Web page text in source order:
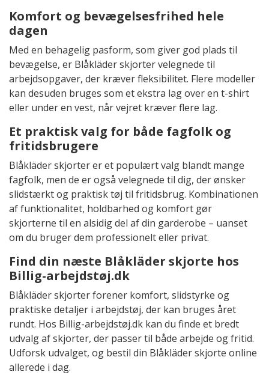
Komfort og bevægelsesfrihed hele
dagen
Med en behagelig pasform, som giver god plads til
bevægelse, er Blåkläder skjorter velegnede til
arbejdsopgaver, der kræver fleksibilitet. Flere modeller
kan desuden bruges som et ekstra lag over en t-shirt
eller under en vest, når vejret kræver flere lag.
Et praktisk valg for både fagfolk og
fritidsbrugere
Blåkläder skjorter er et populært valg blandt mange
fagfolk, men de er også velegnede til dig, der ønsker
slidstærkt og praktisk tøj til fritidsbrug. Kombinationen
af funktionalitet, holdbarhed og komfort gør
skjorterne til en alsidig del af din garderobe – uanset
om du bruger dem professionelt eller privat.
Find din næste Blåkläder skjorte hos
Billig-arbejdstøj.dk
Blåkläder skjorter forener komfort, slidstyrke og
praktiske detaljer i arbejdstøj, der kan bruges året
rundt. Hos Billig-arbejdstøj.dk kan du finde et bredt
udvalg af skjorter, der passer til både arbejde og fritid.
Udforsk udvalget, og bestil din Blåkläder skjorte online
allerede i dag.